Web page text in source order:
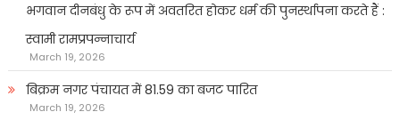
भगवान दीनबंधु के रूप में अवतरित होकर धर्म की पुनर्स्थापना करते हैं :
स्वामी रामप्रपन्नाचार्य
March 19, 2026
बिक्रम नगर पंचायत में 81.59 का बजट पारित
March 19, 2026